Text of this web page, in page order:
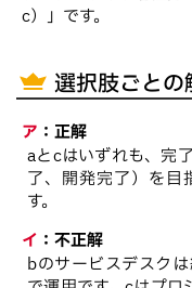
c）」です。
選択肢ごとの
ア ： 正解
aとcはいずれも、完
了、開発完了）を目
す。
イ ： 不正解
bのサービスデスク